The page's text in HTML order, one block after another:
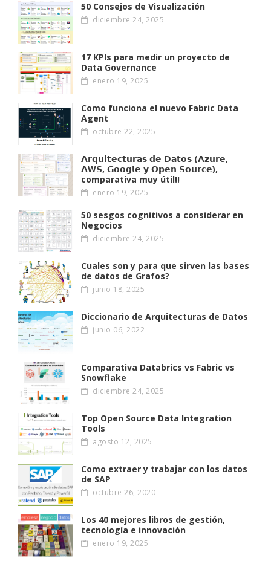
50 Consejos de Visualización
diciembre 24, 2025
17 KPIs para medir un proyecto de
Data Governance
enero 19, 2025
Como funciona el nuevo Fabric Data
Agent
octubre 22, 2025
𝗔𝗿𝗾𝘂𝗶𝘁𝗲𝗰𝘁𝘂𝗿𝗮𝘀 𝗱𝗲 𝗗𝗮𝘁𝗼𝘀 (𝗔𝘇𝘂𝗿𝗲,
𝗔W𝗦, 𝗚𝗼𝗼𝗴𝗹𝗲 𝘆 𝗢𝗽𝗲𝗻 𝗦𝗼𝘂𝗿𝗰𝗲),
comparativa muy útil!!
enero 19, 2025
50 sesgos cognitivos a considerar en
Negocios
diciembre 24, 2025
Cuales son y para que sirven las bases
de datos de Grafos?
junio 18, 2025
Diccionario de Arquitecturas de Datos
junio 06, 2022
Comparativa Databrics vs Fabric vs
Snowflake
diciembre 24, 2025
Top Open Source Data Integration
Tools
agosto 12, 2025
Como extraer y trabajar con los datos
de SAP
octubre 26, 2020
Los 40 mejores libros de gestión,
tecnología e innovación
enero 19, 2025